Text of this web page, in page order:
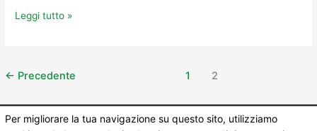
Leggi tutto »
← Precedente 1 2
Per migliorare la tua navigazione su questo sito, utilizziamo